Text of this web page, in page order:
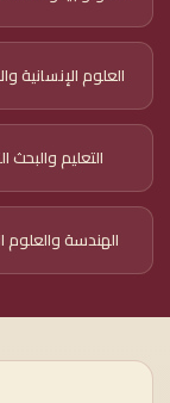
العلوم الإنسانية
التعليم والبحث
الهندسة والعلوم